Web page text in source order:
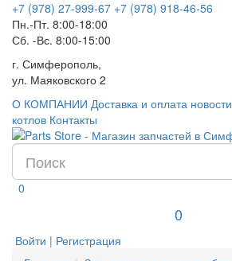
+7 (978) 27-999-67 +7 (978) 918-46-56
Пн.-Пт. 8:00-18:00
Сб. -Вс. 8:00-15:00
г. Симферополь,
ул. Маяковского 2
О КОМПАНИИ Доставка и оплата новости
котлов Контакты
0
0
Войти | Регистрация